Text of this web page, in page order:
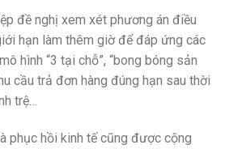
đề nghị xem xét phương án điều
hạn làm thêm giờ để đáp ứng các
hình “3 tại chỗ”, “bong bóng sản
cầu trả đơn hàng đúng hạn sau thời
trệ…
phục hồi kinh tế cũng được cộng